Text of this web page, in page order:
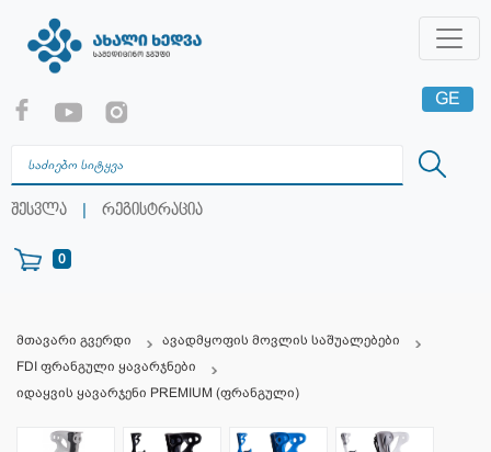
შესვლა | რეგისტრაცია
0
GE
RU
მთავარი გვერდი
ავადმყოფის მოვლის საშუალებები
FDI ფრანგული ყავარჯნები
იდაყვის ყავარჯენი PREMIUM (ფრანგული)